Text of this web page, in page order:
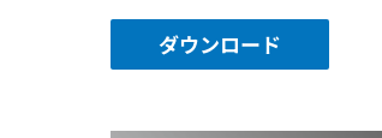
ダウンロード